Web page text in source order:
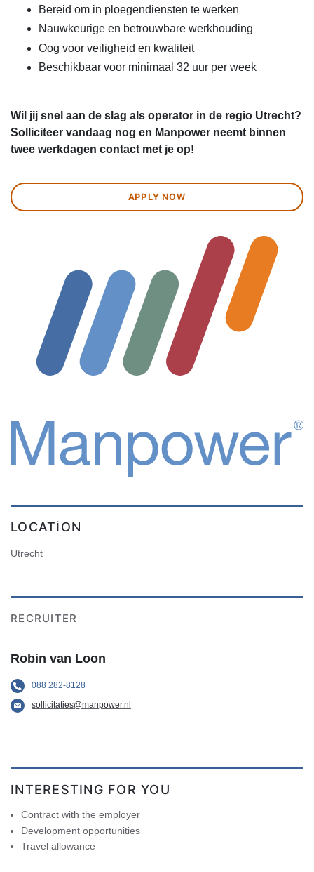
Bereid om in ploegendiensten te werken
Nauwkeurige en betrouwbare werkhouding
Oog voor veiligheid en kwaliteit
Beschikbaar voor minimaal 32 uur per week
Wil jij snel aan de slag als operator in de regio Utrecht?
Solliciteer vandaag nog en Manpower neemt binnen
twee werkdagen contact met je op!
APPLY NOW
LOCATION
Utrecht
RECRUITER
Robin van Loon
088 282-8128
sollicitaties@manpower.nl
INTERESTING FOR YOU
Contract with the employer
Development opportunities
Travel allowance